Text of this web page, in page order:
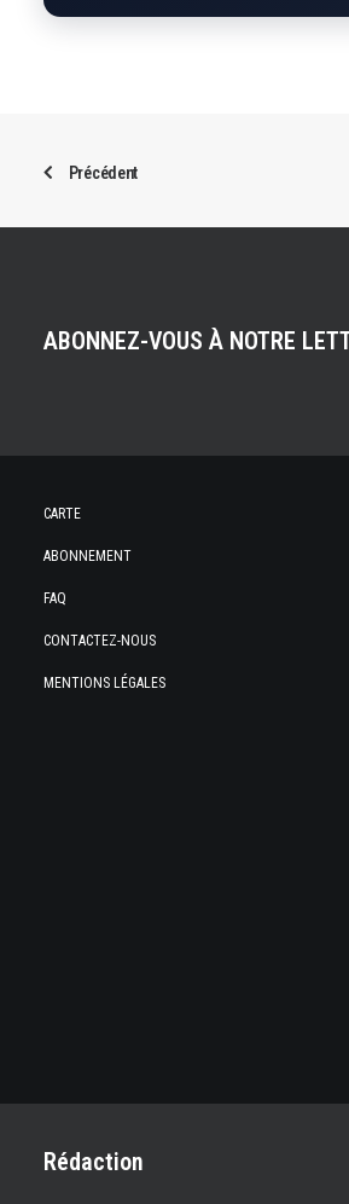
Précédent
ABONNEZ-VOUS À NOTRE
CARTE
ABONNEMENT
FAQ
CONTACTEZ-NOUS
MENTIONS LÉGALES
Rédaction